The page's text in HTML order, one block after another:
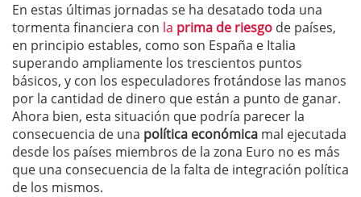
En estas últimas jornadas se ha desatado toda una
tormenta financiera con la prima de riesgo de países,
en principio estables, como son España e Italia
superando ampliamente los trescientos puntos
básicos, y con los especuladores frotándose las manos
por la cantidad de dinero que están a punto de ganar.
Ahora bien, esta situación que podría parecer la
consecuencia de una política económica mal ejecutada
desde los países miembros de la zona Euro no es más
que una consecuencia de la falta de integración política
de los mismos.